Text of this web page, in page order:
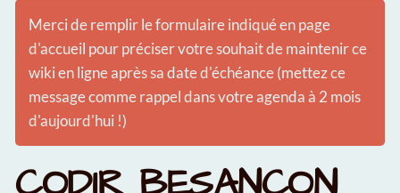
Merci de remplir le formulaire indiqué en page
d'accueil pour préciser votre souhait de maintenir ce
wiki en ligne après sa date d'échéance (mettez ce
message comme rappel dans votre agenda à 2 mois
d'aujourd'hui !)